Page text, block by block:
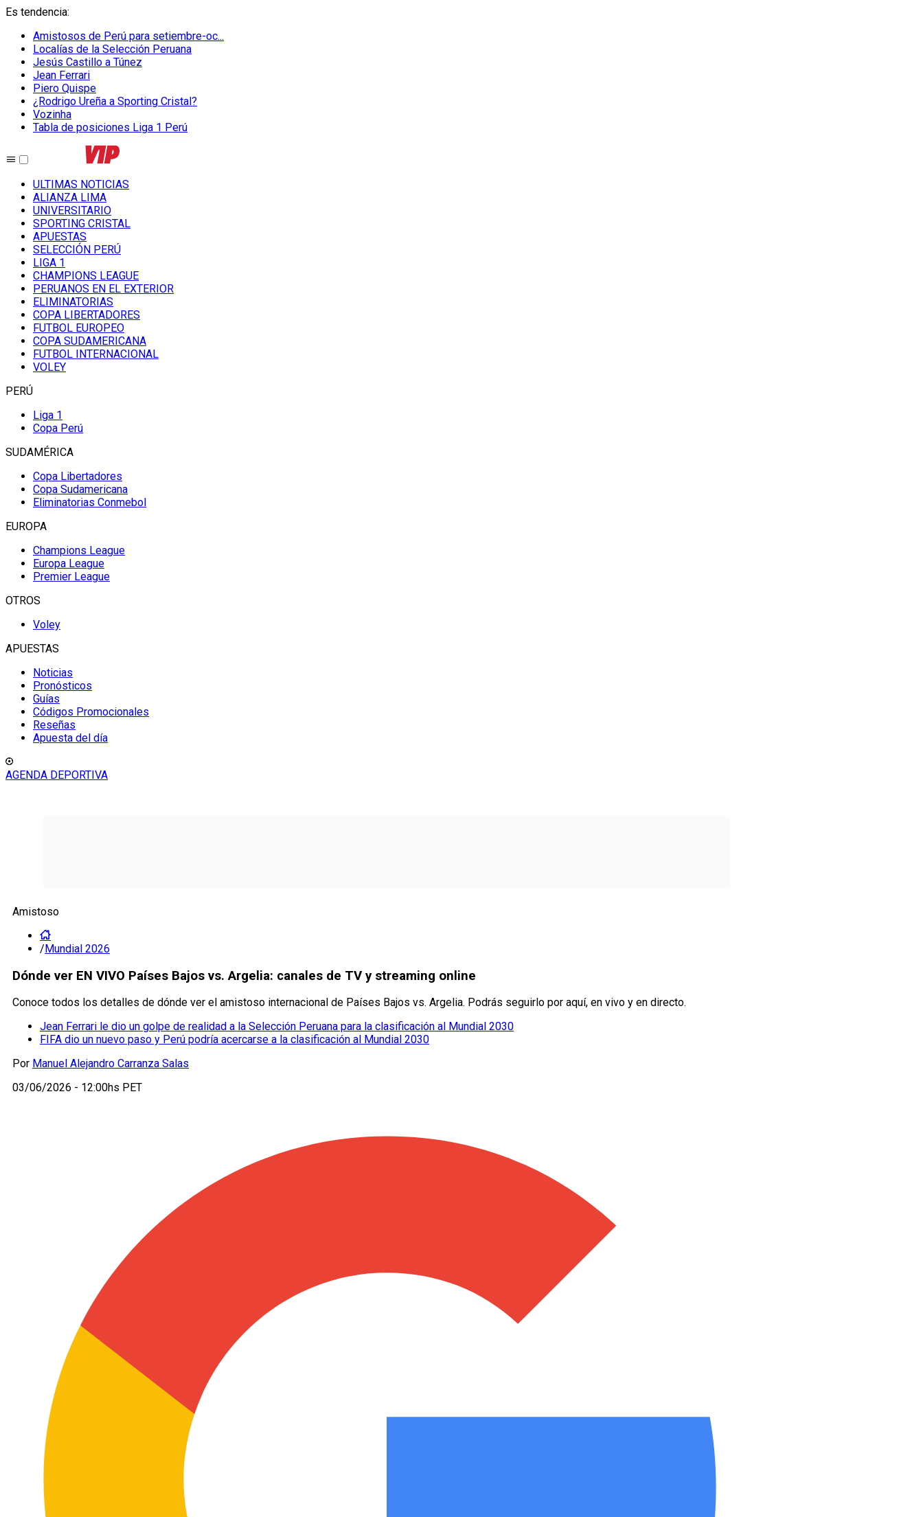
Es tendencia:
Amistosos de Perú para setiembre-oc...
Localías de la Selección Peruana
Jesús Castillo a Túnez
Jean Ferrari
Piero Quispe
¿Rodrigo Ureña a Sporting Cristal?
Vozinha
Tabla de posiciones Liga 1 Perú
ULTIMAS NOTICIAS
ALIANZA LIMA
UNIVERSITARIO
SPORTING CRISTAL
APUESTAS
SELECCIÓN PERÚ
LIGA 1
CHAMPIONS LEAGUE
PERUANOS EN EL EXTERIOR
ELIMINATORIAS
COPA LIBERTADORES
FUTBOL EUROPEO
COPA SUDAMERICANA
FUTBOL INTERNACIONAL
VOLEY
PERÚ
Liga 1
Copa Perú
SUDAMÉRICA
Copa Libertadores
Copa Sudamericana
Eliminatorias Conmebol
EUROPA
Champions League
Europa League
Premier League
OTROS
Voley
APUESTAS
Noticias
Pronósticos
Guías
Códigos Promocionales
Reseñas
Apuesta del día
AGENDA DEPORTIVA
Amistoso
/Mundial 2026
Dónde ver EN VIVO Países Bajos vs. Argelia: canales de TV y streaming online
Conoce todos los detalles de dónde ver el amistoso internacional de Países Bajos vs. Argelia. Podrás seguirlo por aquí, en vivo y en directo.
Jean Ferrari le dio un golpe de realidad a la Selección Peruana para la clasificación al Mundial 2030
FIFA dio un nuevo paso y Perú podría acercarse a la clasificación al Mundial 2030
Por Manuel Alejandro Carranza Salas
03/06/2026 - 12:00hs PET